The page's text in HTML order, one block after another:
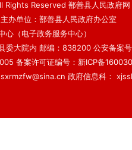
Reserved 鄯善县人民政府网
办单位：鄯善县人民政府办公室
（电子政务服务中心）
委大院内 邮编：838200 公安备案
备案许可证编号：新ICP备
政府信息科：